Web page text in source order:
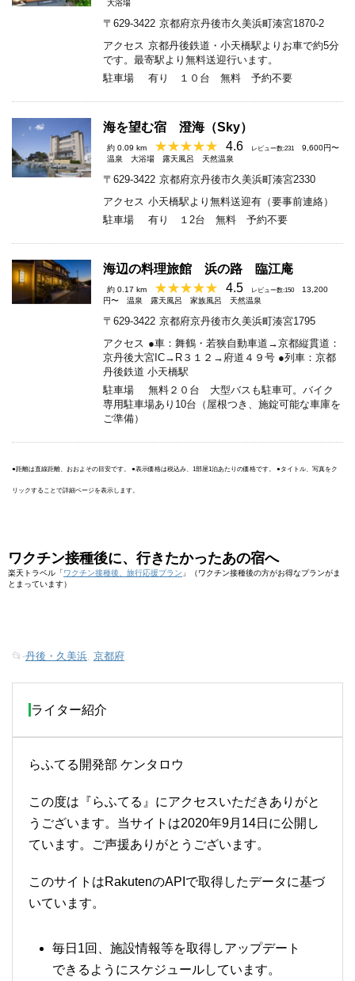
大浴場
〒629-3422 京都府京丹後市久美浜町湊宮1870-2
アクセス 京都丹後鉄道・小天橋駅よりお車で約5分
です。最寄駅より無料送迎行います。
駐車場
有り １０台 無料 予約不要
海を望む宿 澄海（Sky）
約 0.09 km 4.6 レビュー数:231
9,600円〜
温泉
大浴場 露天風呂 天然温泉
〒629-3422 京都府京丹後市久美浜町湊宮2330
アクセス 小天橋駅より無料送迎有（要事前連絡）
駐車場
有り １2台 無料 予約不要
海辺の料理旅館 浜の路 臨江庵
約 0.17 km 4.5 レビュー数:150
13,200
円〜
温泉 露天風呂 家族風呂 天然温泉
〒629-3422 京都府京丹後市久美浜町湊宮1795
アクセス ●車：舞鶴・若狭自動車道→京都縦貫道：
京丹後大宮IC→R３１２→府道４９号 ●列車：京都
丹後鉄道 小天橋駅
駐車場
無料２０台 大型バスも駐車可。バイク
専用駐車場あり10台（屋根つき、施錠可能な車庫を
ご準備）
●距離は直線距離、おおよその目安です。 ●表示価格は税込み、1部屋1泊あたりの価格です。 ●タイトル、写真をク
リックすることで詳細ページを表示します。
ワクチン接種後に、行きたかったあの宿へ
楽天トラベル「ワクチン接種後、旅行応援プラン 」（ワクチン接種後の方がお得なプランがま
とまっています）
📂-丹後・久美浜 京都府
ライター紹介
らふてる開発部 ケンタロウ
この度は『らふてる』にアクセスいただきありがと
うございます。当サイトは2020年9月14日に公開し
ています。ご声援ありがとうございます。
このサイトはRakutenのAPIで取得したデータに基づ
いています。
毎日1回、施設情報等を取得しアップデート
できるようにスケジュールしています。